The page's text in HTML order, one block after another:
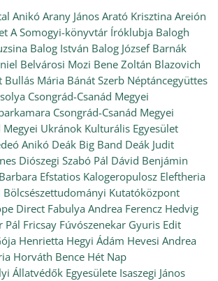
Anikó Arany János Arató Krisztina Areión
A Somogyi-könyvtár Íróklubja Balogh
Balog István Balog József Barnák
Belvárosi Mozi Bene Zoltán Blazovich
Bullás Mária Bánát Szerb Néptáncegyüttes
Csongrád-Csanád Megyei
Csongrád-Csanád Megyei
Megyei Ukránok Kulturális Egyesület
Anikó Deák Big Band Deák Judit
Diószegi Szabó Pál Dávid Benjámin
Efstatios Kalogeropulosz Eleftheria
Bölcsészettudományi Kutatóközpont
Direct Fabulya Andrea Ferencz Hedvig
Pál Fricsay Fúvószenekar Gyuris Edit
Henrietta Hegyi Ádám Hevesi Andrea
Horváth Bence Hét Nap
Állatvédők Egyesülete Isaszegi János